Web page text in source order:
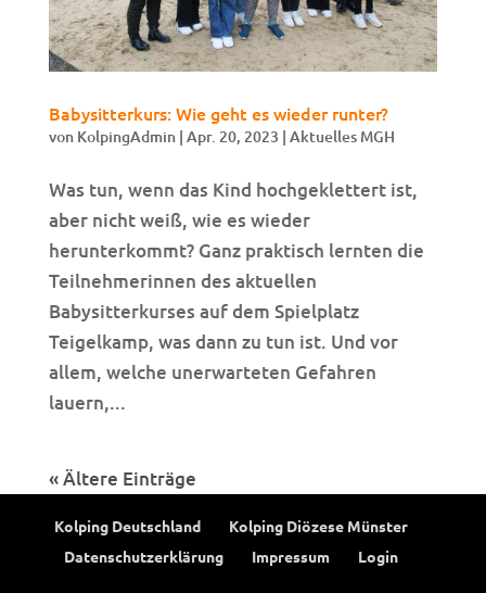
Babysitterkurs: Wie geht es wieder runter?
von KolpingAdmin| Apr. 20, 2023 | Aktuelles MGH
Was tun, wenn das Kind hochgeklettert ist,
aber nicht weiß, wie es wieder
herunterkommt? Ganz praktisch lernten die
Teilnehmerinnen des aktuellen
Babysitterkurses auf dem Spielplatz
Teigelkamp, was dann zu tun ist. Und vor
allem, welche unerwarteten Gefahren
lauern,...
« Ältere Einträge
Kolping Deutschland
Kolping Diözese Münster
Datenschutzerklärung
Impressum Login